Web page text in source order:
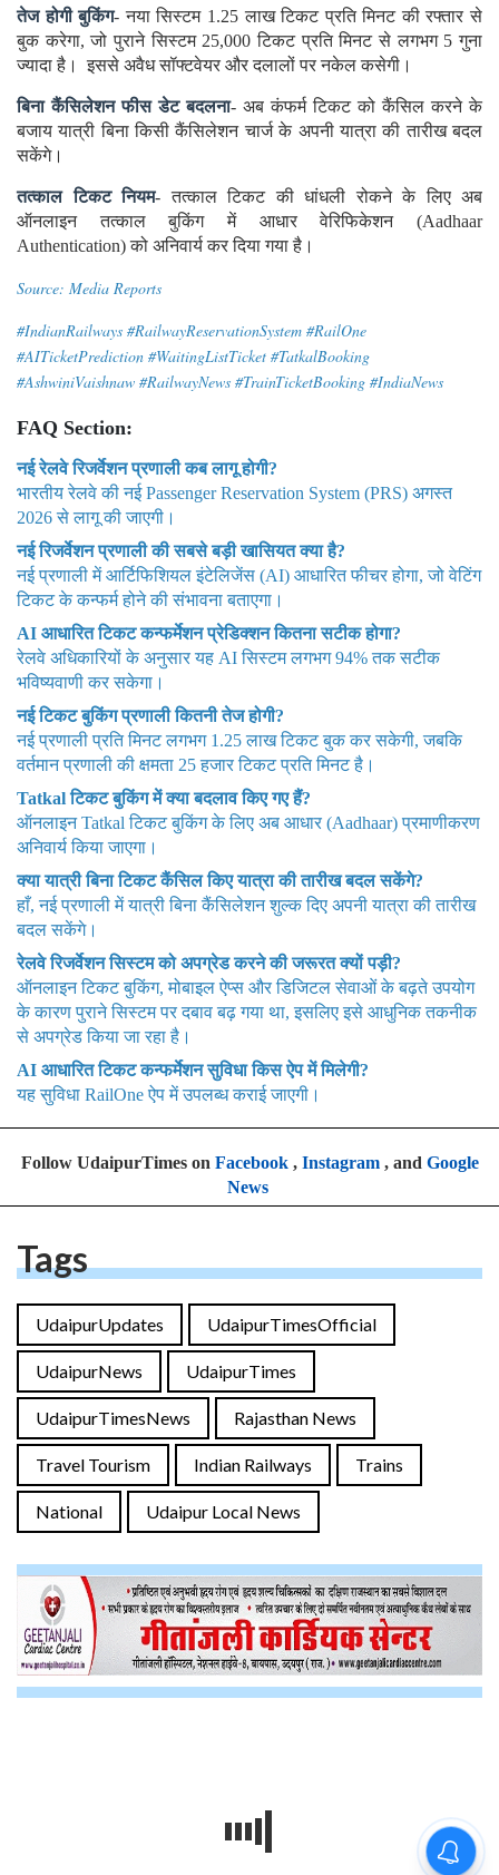
तेज होगी बुकिंग- नया सिस्टम 1.25 लाख टिकट प्रति मिनट की रफ्तार से
बुक करेगा, जो पुराने सिस्टम 25,000 टिकट प्रति मिनट से लगभग 5 गुना
ज्यादा है। इससे अवैध सॉफ्टवेयर और दलालों पर नकेल कसेगी।
बिना कैंसिलेशन फीस डेट बदलना- अब कंफर्म टिकट को कैंसिल करने के
बजाय यात्री बिना किसी कैंसिलेशन चार्ज के अपनी यात्रा की तारीख बदल
सकेंगे।
तत्काल टिकट नियम- तत्काल टिकट की धांधली रोकने के लिए अब
ऑनलाइन तत्काल बुकिंग में आधार वेरिफिकेशन (Aadhaar
Authentication) को अनिवार्य कर दिया गया है।
Source: Media Reports
#IndianRailways #RailwayReservationSystem #RailOne
#AITicketPrediction #WaitingListTicket #TatkalBooking
#AshwiniVaishnaw #RailwayNews #TrainTicketBooking #IndiaNews
FAQ Section:
नई रेलवे रिजर्वेशन प्रणाली कब लागू होगी?
भारतीय रेलवे की नई Passenger Reservation System (PRS) अगस्त
2026 से लागू की जाएगी।
नई रिजर्वेशन प्रणाली की सबसे बड़ी खासियत क्या है?
नई प्रणाली में आर्टिफिशियल इंटेलिजेंस (AI) आधारित फीचर होगा, जो वेटिंग
टिकट के कन्फर्म होने की संभावना बताएगा।
AI आधारित टिकट कन्फर्मेशन प्रेडिक्शन कितना सटीक होगा?
रेलवे अधिकारियों के अनुसार यह AI सिस्टम लगभग 94% तक सटीक
भविष्यवाणी कर सकेगा।
नई टिकट बुकिंग प्रणाली कितनी तेज होगी?
नई प्रणाली प्रति मिनट लगभग 1.25 लाख टिकट बुक कर सकेगी, जबकि
वर्तमान प्रणाली की क्षमता 25 हजार टिकट प्रति मिनट है।
Tatkal टिकट बुकिंग में क्या बदलाव किए गए हैं?
ऑनलाइन Tatkal टिकट बुकिंग के लिए अब आधार (Aadhaar) प्रमाणीकरण
अनिवार्य किया जाएगा।
क्या यात्री बिना टिकट कैंसिल किए यात्रा की तारीख बदल सकेंगे?
हाँ, नई प्रणाली में यात्री बिना कैंसिलेशन शुल्क दिए अपनी यात्रा की तारीख
बदल सकेंगे।
रेलवे रिजर्वेशन सिस्टम को अपग्रेड करने की जरूरत क्यों पड़ी?
ऑनलाइन टिकट बुकिंग, मोबाइल ऐप्स और डिजिटल सेवाओं के बढ़ते उपयोग
के कारण पुराने सिस्टम पर दबाव बढ़ गया था, इसलिए इसे आधुनिक तकनीक
से अपग्रेड किया जा रहा है।
AI आधारित टिकट कन्फर्मेशन सुविधा किस ऐप में मिलेगी?
यह सुविधा RailOne ऐप में उपलब्ध कराई जाएगी।
Follow UdaipurTimes on Facebook, Instagram, and Google
News
Tags
UdaipurUpdates UdaipurTimesOfficial
UdaipurNews UdaipurTimes
UdaipurTimesNews Rajasthan News
Travel Tourism Indian Railways Trains
National Udaipur Local News